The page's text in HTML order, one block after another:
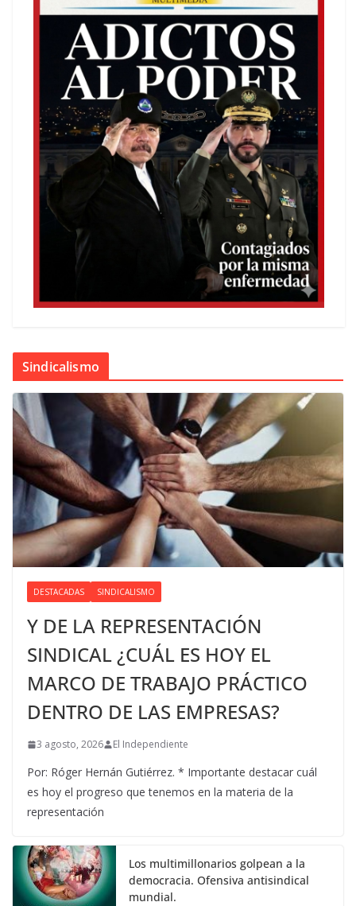
Sindicalismo
DESTACADAS SINDICALISMO
Y DE LA REPRESENTACIÓN
SINDICAL ¿CUÁL ES HOY EL
MARCO DE TRABAJO PRÁCTICO
DENTRO DE LAS EMPRESAS?
3 agosto, 2026 El Independiente
Por: Róger Hernán Gutiérrez. * Importante destacar cuál
es hoy el progreso que tenemos en la materia de la
representación
Los multimillonarios golpean a la
democracia. Ofensiva antisindical
mundial.